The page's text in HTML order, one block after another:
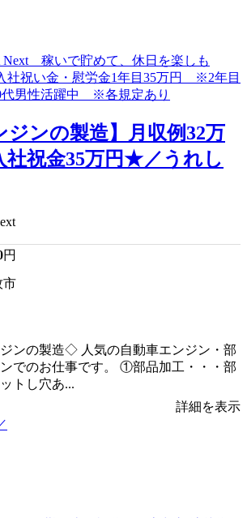
ジンの製造】月収例32万
社祝金35万円★／うれし
円
市
ンの製造◇ 人気の自動車エンジン・部
でのお仕事です。 ①部品加工・・・部
トし穴あ...
詳細を表示